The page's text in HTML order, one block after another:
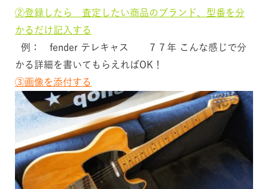
②登録したら 査定したい商品のブランド、型番を分
かるだけ記入する
例： fender テレキャス ７７年 こんな感じで分
かる詳細を書いてもらえればOK！
③画像を添付する